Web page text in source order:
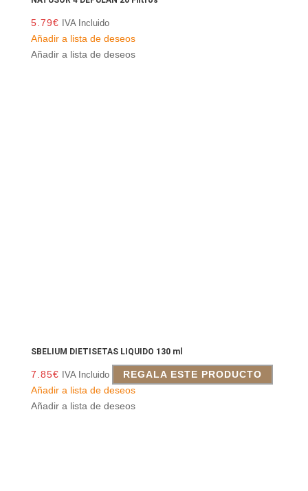
5.79€ IVA Incluido
Añadir a lista de deseos
Añadir a lista de deseos
SBELIUM DIETISETAS LIQUIDO 130 ml
7.85€ IVA Incluido
REGALA ESTE PRODUCTO
Añadir a lista de deseos
Añadir a lista de deseos